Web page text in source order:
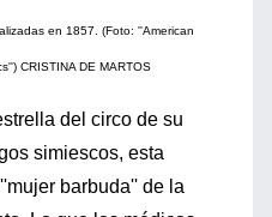
en 1857. (Foto: ''American
CRISTINA DE MARTOS
del circo de su
simiescos, esta
barbuda'' de la